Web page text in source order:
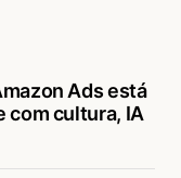
Ads está
com cultura, IA